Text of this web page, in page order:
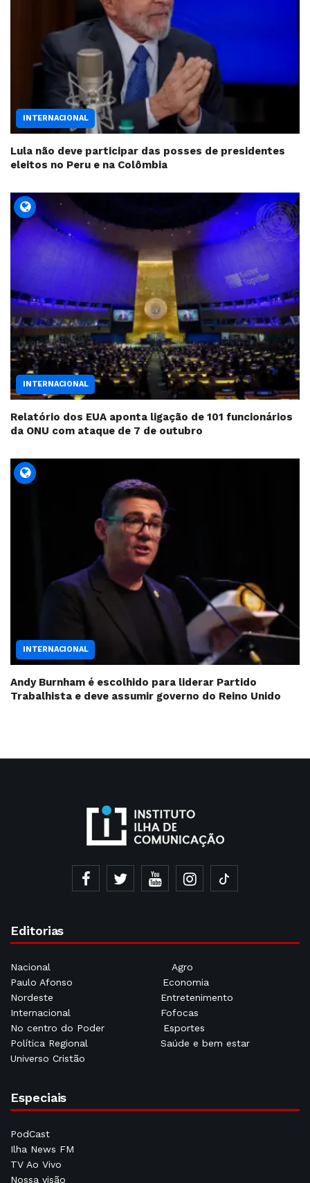
INTERNACIONAL
Lula não deve participar das posses de presidentes
eleitos no Peru e na Colômbia
INTERNACIONAL
Relatório dos EUA aponta ligação de 101 funcionários
da ONU com ataque de 7 de outubro
INTERNACIONAL
Andy Burnham é escolhido para liderar Partido
Trabalhista e deve assumir governo do Reino Unido
Editorias
Nacional
Agro
Paulo Afonso
Economia
Nordeste
Entretenimento
Internacional
Fofocas
No centro do Poder
Esportes
Política Regional
Saúde e bem estar
Universo Cristão
Especiais
PodCast
Ilha News FM
TV Ao Vivo
Nossa visão